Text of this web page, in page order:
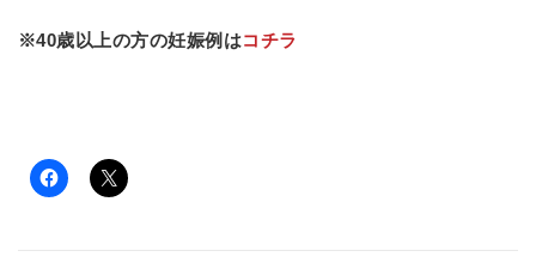
※40歳以上の方の妊娠例はコチラ